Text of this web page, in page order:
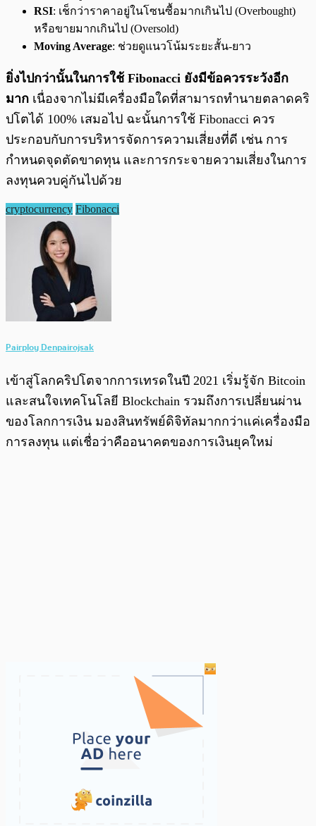
RSI: เช็กว่าราคาอยู่ในโซนซื้อมากเกินไป (Overbought)
หรือขายมากเกินไป (Oversold)
Moving Average: ช่วยดูแนวโน้มระยะสั้น-ยาว
ยิ่งไปกว่านั้นในการใช้ Fibonacci ยังมีข้อควรระวังอีก
มาก เนื่องจากไม่มีเครื่องมือใดที่สามารถทำนายตลาดคริ
ปโตได้ 100% เสมอไป ฉะนั้นการใช้ Fibonacci ควร
ประกอบกับการบริหารจัดการความเสี่ยงที่ดี เช่น การ
กำหนดจุดตัดขาดทุน และการกระจายความเสี่ยงในการ
ลงทุนควบคู่กันไปด้วย
cryptocurrency Fibonacci
Pairploy Denpairojsak
เข้าสู่โลกคริปโตจากการเทรดในปี 2021 เริ่มรู้จัก Bitcoin
และสนใจเทคโนโลยี Blockchain รวมถึงการเปลี่ยนผ่าน
ของโลกการเงิน มองสินทรัพย์ดิจิทัลมากกว่าแค่เครื่องมือ
การลงทุน แต่เชื่อว่าคืออนาคตของการเงินยุคใหม่